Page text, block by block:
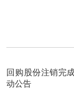
回购股份注销完
动公告